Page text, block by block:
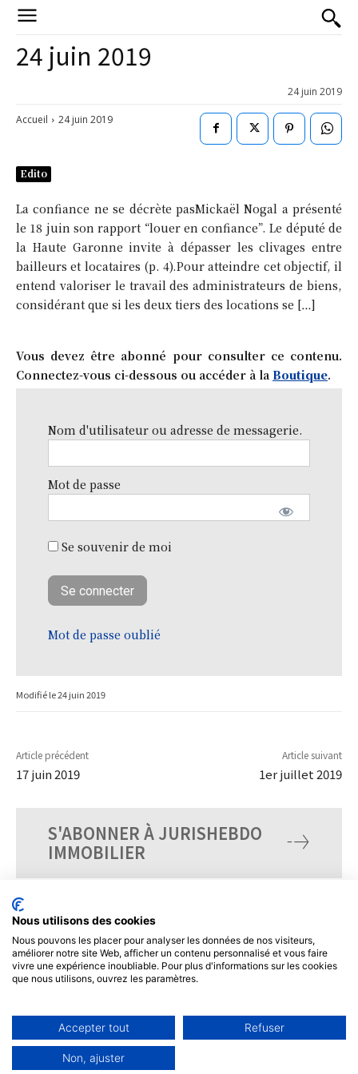
24 juin 2019
24 juin 2019
Accueil 24 juin 2019
Edito
La confiance ne se décrète pasMickaël Nogal a présenté
le 18 juin son rapport “louer en confiance”. Le député de
la Haute Garonne invite à dépasser les clivages entre
bailleurs et locataires (p. 4).Pour atteindre cet objectif, il
entend valoriser le travail des administrateurs de biens,
considérant que si les deux tiers des locations se […]
Vous devez être abonné pour consulter ce contenu.
Connectez-vous ci-dessous ou accéder à la Boutique.
Nom d'utilisateur ou adresse de messagerie.
Mot de passe
Se souvenir de moi
Mot de passe oublié
Modifié le24 juin 2019
Article précédent
17 juin 2019
Article suivant
1er juillet 2019
S'ABONNER À JURISHEBDO
IMMOBILIER
Nous utilisons des cookies
Nous pouvons les placer pour analyser les données de nos visiteurs,
améliorer notre site Web, afficher un contenu personnalisé et vous faire
vivre une expérience inoubliable. Pour plus d'informations sur les cookies
que nous utilisons, ouvrez les paramètres.
Accepter tout Refuser
Non, ajuster